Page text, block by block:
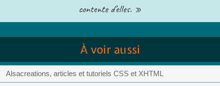
contente d’elles. »
À voir aussi
Alsacreations, articles et tutoriels CSS et XHTML